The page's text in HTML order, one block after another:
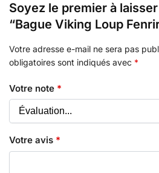
Soyez le premier à
“Bague Viking Loup
Votre adresse e-mail ne sera pas
obligatoires sont indiqués avec *
Votre note *
Votre avis *